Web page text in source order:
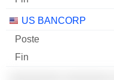
US BANCORP